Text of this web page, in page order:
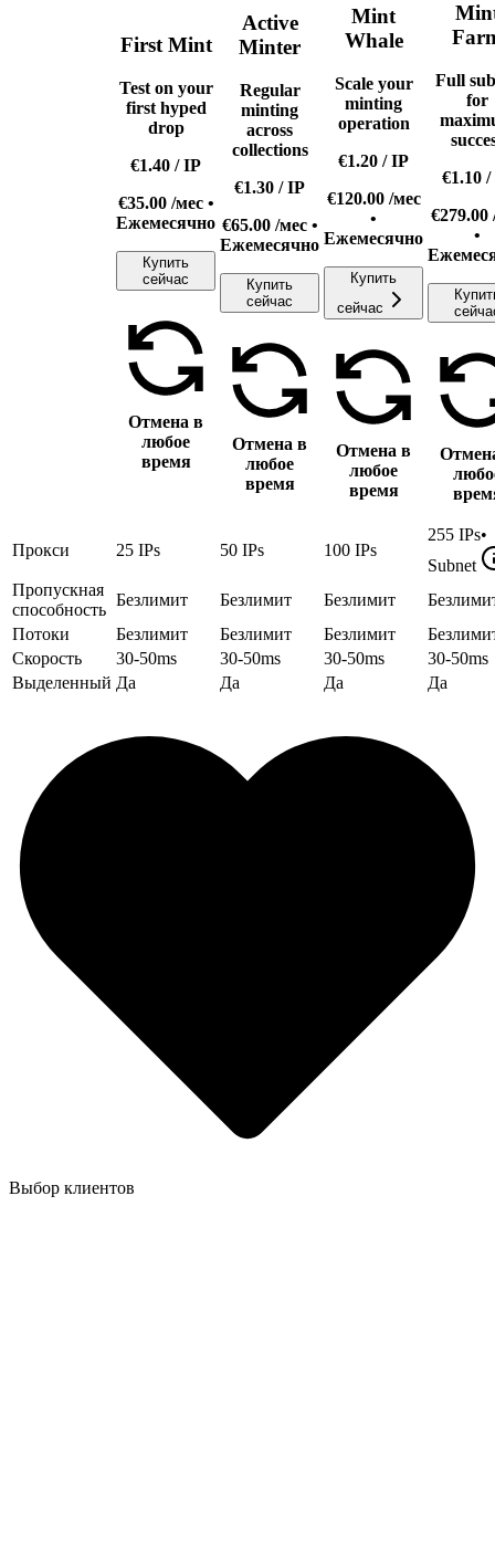
First Mint
Test on your
first hyped
drop
€1.40 /IP
€35.00/мес •
Ежемесячно
Купить
сейчас
Отмена в
любое
время
Active
Minter
Regular
minting
across
collections
€1.30 /IP
€65.00/мес •
Ежемесячно
Купить
сейчас
Отмена в
любое
время
Mint
Whale
Scale your
minting
operation
€1.20 /IP
€120.00/мес
•
Ежемесячно
Купить
сейчас
Отмена в
любое
время
Full
for
€1.10 /
€279.00
•
Прокси 25 IPs 50 IPs 100 IPs
255 IPs•
Subnet
Пропускная
способность
Безлимит Безлимит Безлимит
Потоки
Безлимит Безлимит Безлимит
Скорость
30-50ms 30-50ms 30-50ms
30-50ms
Выделенный Да Да Да Да
Выбор клиентов